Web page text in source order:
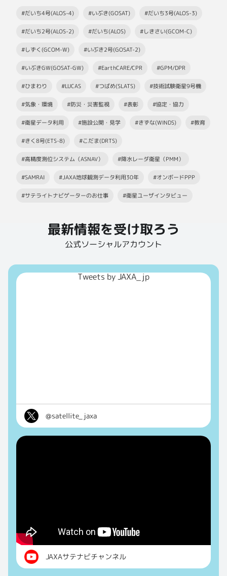
#だいち4号(ALOS-4) #いぶき(GOSAT) #だいち3号(ALOS-3)
#だいち2号(ALOS-2) #だいち(ALOS) #しきさい(GCOM-C)
#しずく(GCOM-W) #いぶき2号(GOSAT-2)
#いぶきGW(GOSAT-GW) #EarthCARE/CPR #GPM/DPR
#ひまわり #LUCAS #つばめ(SLATS) #技術試験衛星9号機
#気象・環境 #防災・災害監視 #表彰 #協定・協力
#衛星データ利用 #施設公開・見学 #きずな(WINDS) #教育
#きく8号(ETS-8) #こだま(DRTS)
#高精度測位システム（ASNAV） #降水レーダ衛星（PMM）
#SAMRAI #JAXA地球観測データ利用30年 #オンボードPPP
#サテライトナビゲーターのお仕事 #衛星ユーザインタビュー
最新情報を受け取ろう
公式ソーシャルアカウント
Tweets by JAXA_jp
@satellite_jaxa
JAXAサテナビチャンネル